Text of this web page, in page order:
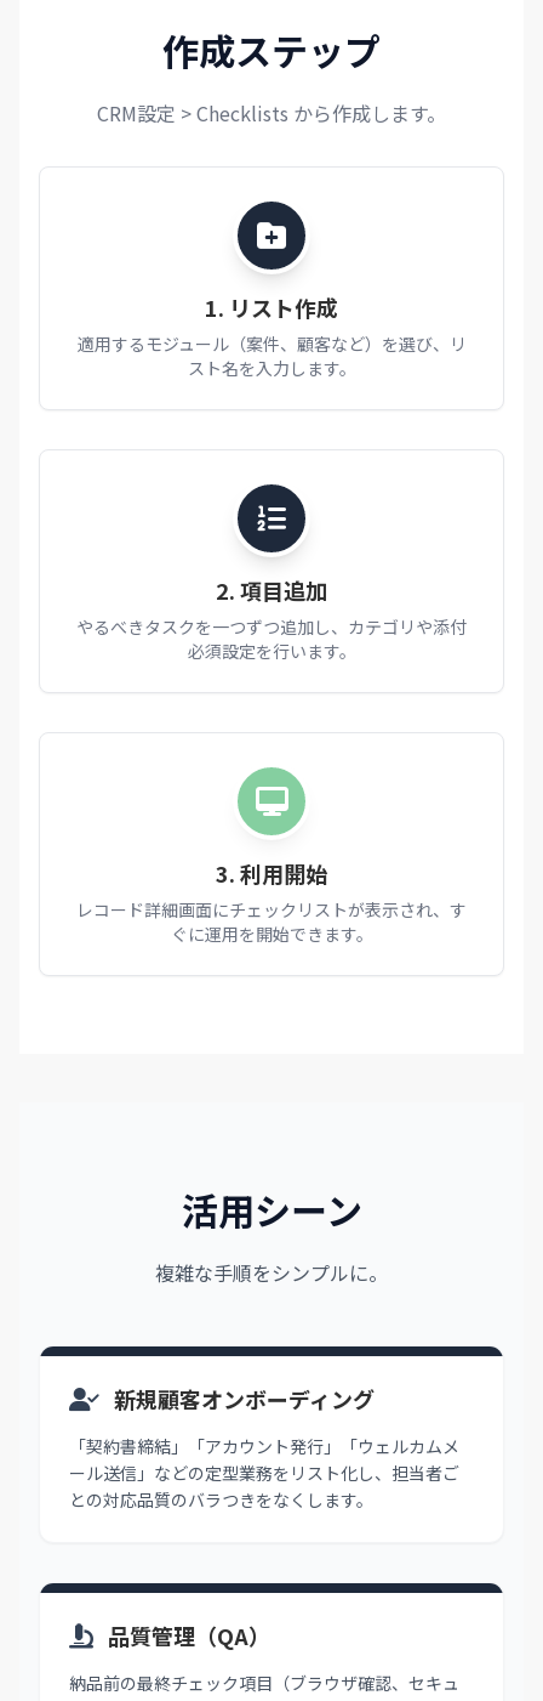
作成ステップ
CRM設定 > Checklists から作成します。
1. リスト作成
適用するモジュール（案件、顧客など）を選び、リ
スト名を入力します。
2. 項目追加
やるべきタスクを一つずつ追加し、カテゴリや添付
必須設定を行います。
3. 利用開始
レコード詳細画面にチェックリストが表示され、す
ぐに運用を開始できます。
活用シーン
複雑な手順をシンプルに。
新規顧客オンボーディング
「契約書締結」「アカウント発行」「ウェルカムメ
ール送信」などの定型業務をリスト化し、担当者ご
との対応品質のバラつきをなくします。
品質管理（QA）
納品前の最終チェック項目（ブラウザ確認、セキュ